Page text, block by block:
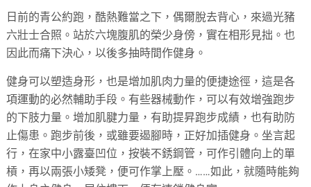
日前的青公約跑，酷熱難當之下，偶爾脫去背心，來過光豬
六壯士合照。站於六塊腹肌的榮少身傍，實在相形見拙。也
因此而痛下決心，以後多抽時間作健身。
健身可以塑造身形，也是增加肌肉力量的便捷途徑，這是各
項運動的必然輔助手段。有些器械動作，可以有效增強跑步
的下肢力量。增加肌腱力量，有助提昇跑步成績，也有助防
止傷患。跑步前後，或雖要遏腳時，正好加插健身。坐言起
行，在家中小露臺凹位，按裝不銹鋼管，可作引體向上的單
槓，再以兩張小矮凳，便可作掌上壓。……如此，就隨時能夠